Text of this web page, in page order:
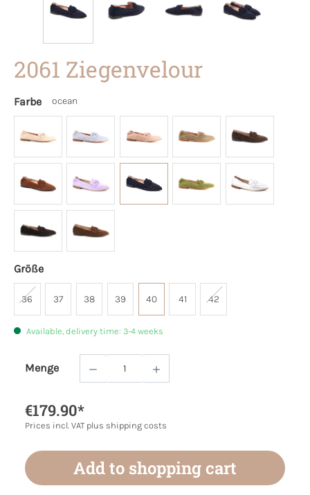
2061 Ziegenvelour
Farbe ocean
Größe
36 37 38 39 40 41 42
Available, delivery time: 3-4 weeks
Menge
Product Quantity: Enter the desired
€179.90*
Prices incl. VAT plus shipping costs
Add to shopping cart